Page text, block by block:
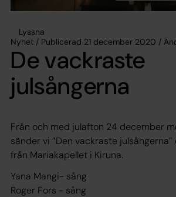
Lyssna
Nyhet / Publicerad 21 december 2020 /
De vackraste
julsångerna
Från och med julafton 24 december
sänder vi ”Den vackraste
från Mariakapellet i Kiruna.
Yana Mangi- sång
Roger Fors - sång